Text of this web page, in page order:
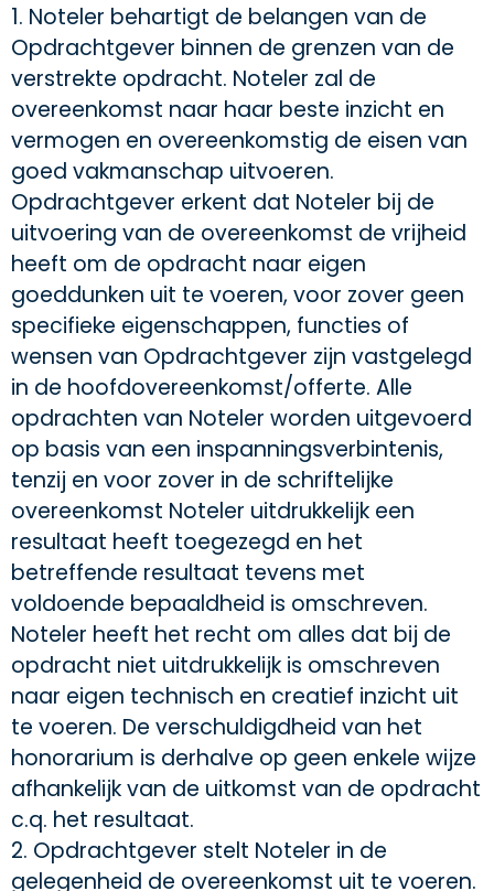
1. Noteler behartigt de belangen van de
Opdrachtgever binnen de grenzen van de
verstrekte opdracht. Noteler zal de
overeenkomst naar haar beste inzicht en
vermogen en overeenkomstig de eisen van
goed vakmanschap uitvoeren.
Opdrachtgever erkent dat Noteler bij de
uitvoering van de overeenkomst de vrijheid
heeft om de opdracht naar eigen
goeddunken uit te voeren, voor zover geen
specifieke eigenschappen, functies of
wensen van Opdrachtgever zijn vastgelegd
in de hoofdovereenkomst/offerte. Alle
opdrachten van Noteler worden uitgevoerd
op basis van een inspanningsverbintenis,
tenzij en voor zover in de schriftelijke
overeenkomst Noteler uitdrukkelijk een
resultaat heeft toegezegd en het
betreffende resultaat tevens met
voldoende bepaaldheid is omschreven.
Noteler heeft het recht om alles dat bij de
opdracht niet uitdrukkelijk is omschreven
naar eigen technisch en creatief inzicht uit
te voeren. De verschuldigdheid van het
honorarium is derhalve op geen enkele wijze
afhankelijk van de uitkomst van de opdracht
c.q. het resultaat.
2. Opdrachtgever stelt Noteler in de
gelegenheid de overeenkomst uit te voeren.